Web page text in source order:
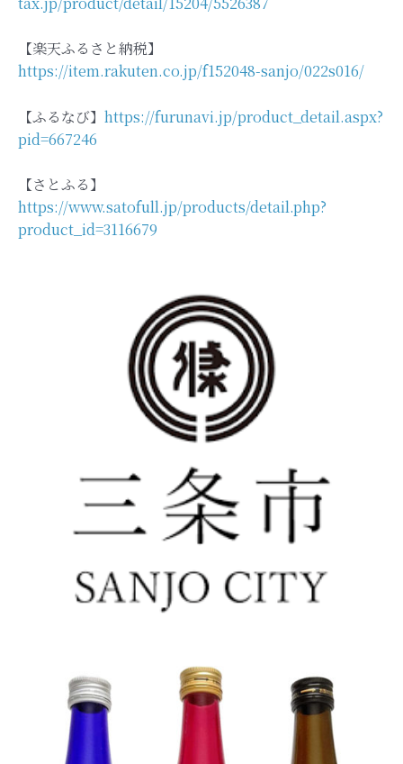
【楽天ふるさと納税】
https://item.rakuten.co.jp/f152048-sanjo/022s016/
【ふるなび】 https://furunavi.jp/product_detail.aspx?
pid=667246
【さとふる】
https://www.satofull.jp/products/detail.php?
product_id=3116679